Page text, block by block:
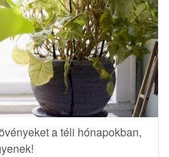
a téli hónapokban,